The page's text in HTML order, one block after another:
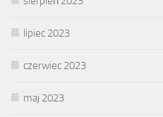
lipiec 2023
czerwiec 2023
maj 2023